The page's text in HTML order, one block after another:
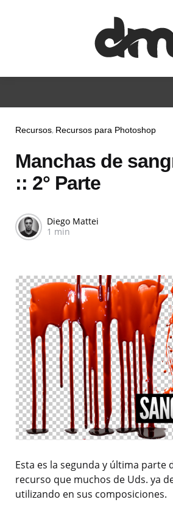
Recursos Recursos para Photoshop
Manchas de
:: 2° Parte
Diego Mattei
1 min
Esta es la segunda y última parte
recurso que muchos de Uds. ya
utilizando en sus composiciones.